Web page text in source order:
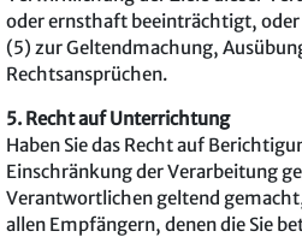
oder ernsthaft beeinträchtigt, oder
(5) zur Geltendmachung,
Rechtsansprüchen.
5. Recht auf Unterrichtung
Haben Sie das Recht auf
Einschränkung der Verarbeitung
Verantwortlichen geltend
allen Empfängern, denen die Sie